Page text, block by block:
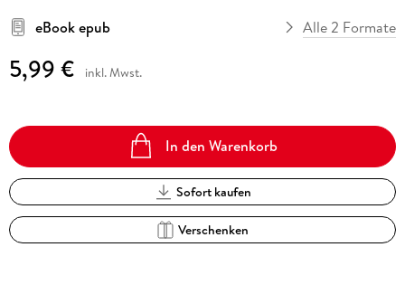
eBook epub
Alle 2 Formate
5,99 € inkl. Mwst.
In den Warenkorb
Sofort kaufen
Verschenken